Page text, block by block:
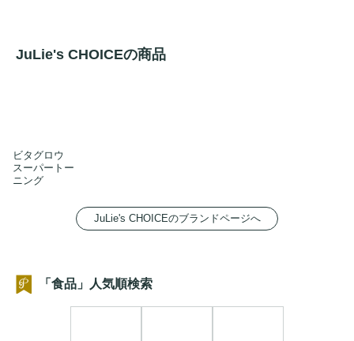
JuLie's CHOICEの商品
ビタグロウ
スーパートー
ニング
JuLie's CHOICEのブランドページへ
「食品」人気順検索